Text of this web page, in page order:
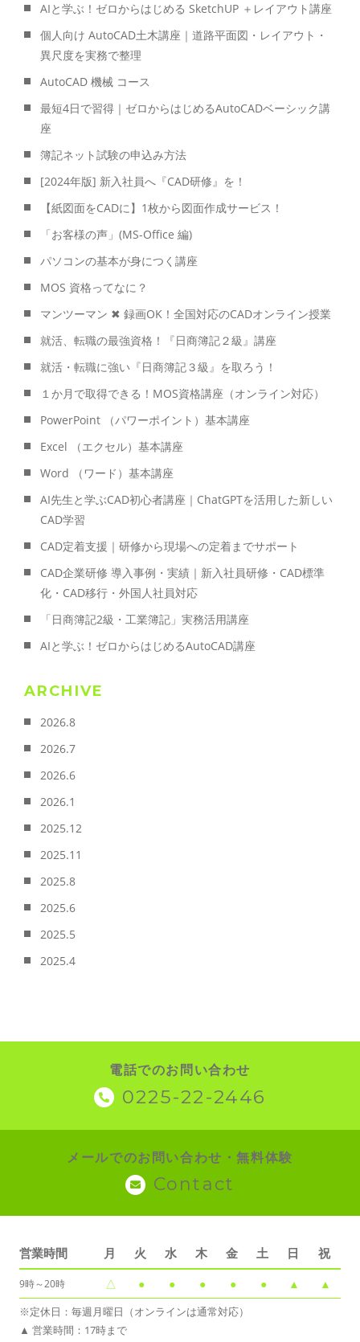
AIと学ぶ！ゼロからはじめる SketchUP ＋レイアウト講座
個人向け AutoCAD土木講座｜道路平面図・レイアウト・
異尺度を実務で整理
AutoCAD 機械 コース
最短4日で習得｜ゼロからはじめるAutoCADベーシック講
座
簿記ネット試験の申込み方法
[2024年版] 新入社員へ『CAD研修』を！
【紙図面をCADに】1枚から図面作成サービス！
「お客様の声」(MS-Office 編)
パソコンの基本が身につく講座
MOS 資格ってなに？
マンツーマン ✖ 録画OK！全国対応のCADオンライン授業
就活、転職の最強資格！『日商簿記２級』講座
就活・転職に強い『日商簿記３級』を取ろう！
１か月で取得できる！MOS資格講座（オンライン対応）
PowerPoint （パワーポイント）基本講座
Excel （エクセル）基本講座
Word （ワード）基本講座
AI先生と学ぶCAD初心者講座｜ChatGPTを活用した新しい
CAD学習
CAD定着支援｜研修から現場への定着までサポート
CAD企業研修 導入事例・実績｜新入社員研修・CAD標準
化・CAD移行・外国人社員対応
「日商簿記2級・工業簿記」実務活用講座
AIと学ぶ！ゼロからはじめるAutoCAD講座
ARCHIVE
2026.8
2026.7
2026.6
2026.1
2025.12
2025.11
2025.8
2025.6
2025.5
2025.4
電話でのお問い合わせ
0225-22-2446
メールでのお問い合わせ・無料体験
Contact
営業時間 月 火 水 木 金 土 日 祝
9時～20時 △ ● ● ● ● ● ▲ ▲
※定休日：毎週月曜日（オンラインは通常対応）
▲ 営業時間：17時まで